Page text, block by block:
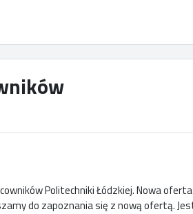
Politechniki Łódzkiej. Nowa
do zapoznania się z nową ofertą.